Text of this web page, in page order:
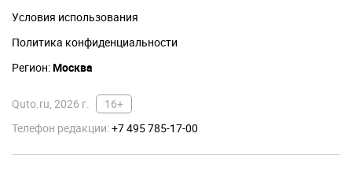
Условия использования
Политика конфиденциальности
Регион:Москва
Quto.ru, 2026 г.
16+
Телефон редакции:+7 495 785-17-00